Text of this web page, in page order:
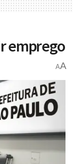
emprego
AA